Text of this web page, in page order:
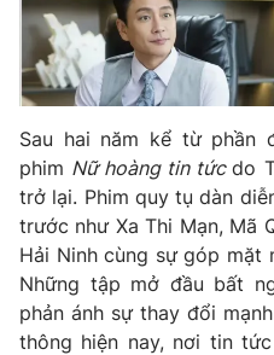
Hậu trường
Nhân vật
Khán giả
Giải sao mai
Điện ảnh
Âm nhạc
Sao
Đời sống
Du lịch
Làm đẹp
Chất lượng cuộc sống
Giáo dục
Tuyển sinh
Học trực tuyến
Công nghệ
Hitech Công nghệ tương lai
Sản phẩm
Thị trường
Giao lưu trực tuyến
Lịch phát sóng
Sau hai năm kể từ phần
phim Nữ hoàng tin tứcdo
trở lại. Phim quy tụ dàn
trước như Xa Thi Mạn, Mã
Hải Ninh cùng sự góp mặt
Những tập mở đầu bất
phản ánh sự thay đổi
thông hiện nay, nơi tin